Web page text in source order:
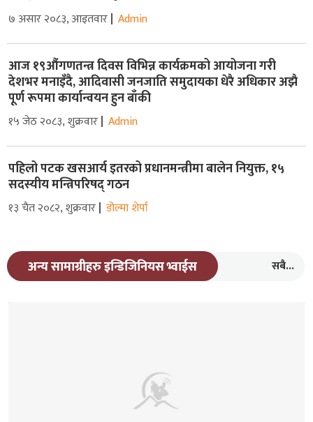
७ असार २०८३, आइतवार Admin
आज १९औंगणतन्त्र दिवस विभिन्न कार्यक्रमको आयोजना गरी
देशभर मनाइँदै, आदिवासी जनजाति समुदायका धेरै अधिकार अझै
पूर्ण रूपमा कार्यान्वयन हुन बाँकी
१५ जेठ २०८३, शुक्रवार Admin
पहिलो पटक खसआर्य इतरको प्रधानमन्त्रीमा बालेन नियुक्त, १५
सदस्यीय मन्त्रिपरिषद् गठन
१३ चैत २०८२, शुक्रवार डोल्मा शेर्पा
अन्य सामाग्रीहरु इन्डिजिनियस भ्वाईस सबै...